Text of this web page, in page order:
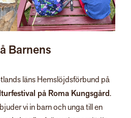
Barnens
läns Hemslöjdsförbund på
på Roma Kungsgård.
bjuder vi in barn och unga till en